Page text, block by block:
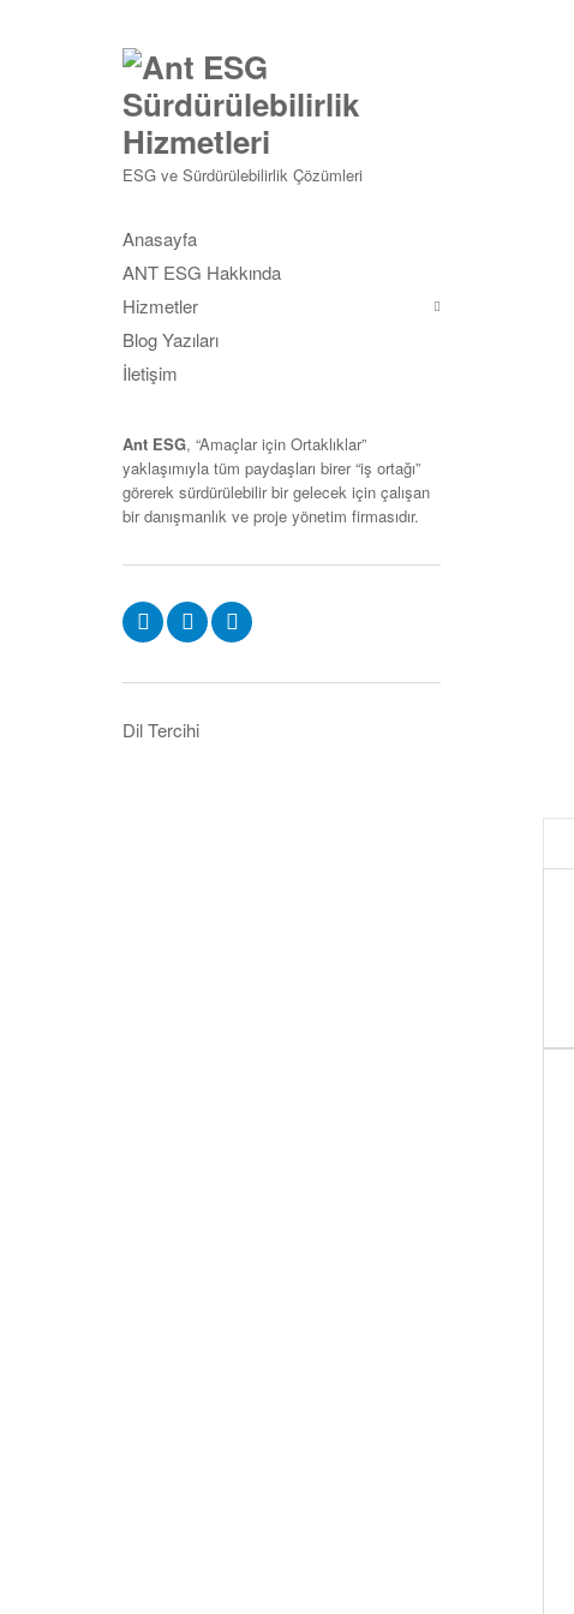
ESG ve Sürdürülebilirlik Çözümleri
Anasayfa
ANT ESG Hakkında
Hizmetler
Blog Yazıları
İletişim
Ant ESG, “Amaçlar için Ortaklıklar”
yaklaşımıyla tüm paydaşları birer “iş ortağı”
görerek sürdürülebilir bir gelecek için çalışan
bir danışmanlık ve proje yönetim firmasıdır.
Dil Tercihi